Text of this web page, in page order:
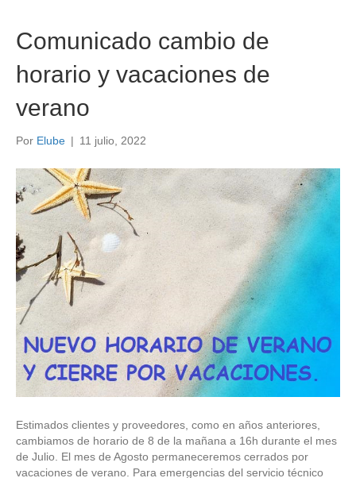
Comunicado cambio de
horario y vacaciones de
verano
Por Elube | 11 julio, 2022
Estimados clientes y proveedores, como en años anteriores,
cambiamos de horario de 8 de la mañana a 16h durante el mes
de Julio. El mes de Agosto permaneceremos cerrados por
vacaciones de verano. Para emergencias del servicio técnico